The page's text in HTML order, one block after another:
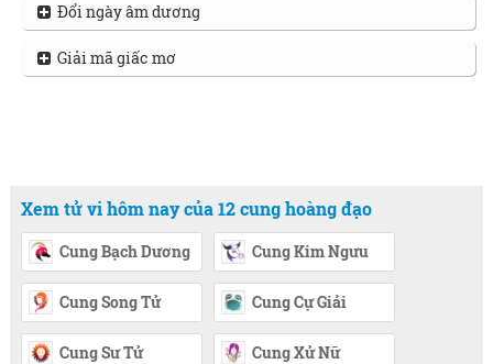
Đổi ngày âm dương
Giải mã giấc mơ
Xem tử vi hôm nay của 12 cung hoàng đạo
Cung Bạch Dương Cung Kim Ngưu
Cung Song Tử Cung Cự Giải
Cung Sư Tử Cung Xử Nữ